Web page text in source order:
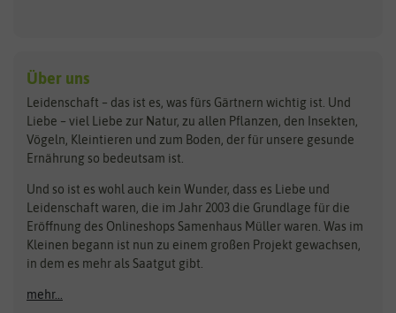
Kräutersamen
Obstsamen
Pilzbrut
Rasensamen
Steckzwiebeln
Zimmer & Kübelpflanzen
Kataloge
Schnäppchen
Anzucht & Gartenzubehör
Anzuchtschalen
Benary
Bingenheimer Saatgut
Bionana
BIOWOL
Blumicorn
Bûten Birds
Dürr-Samen
Feldsaaten Freudenberger
Fertil
Flora Elite
Über uns
Leidenschaft – das ist es, was fürs Gärtnern wichtig ist. Und
Liebe – viel Liebe zur Natur, zu allen Pflanzen, den Insekten,
Vögeln, Kleintieren und zum Boden, der für unsere gesunde
Ernährung so bedeutsam ist.
Und so ist es wohl auch kein Wunder, dass es Liebe und
Leidenschaft waren, die im Jahr 2003 die Grundlage für die
Eröffnung des Onlineshops Samenhaus Müller waren. Was im
Kleinen begann ist nun zu einem großen Projekt gewachsen,
in dem es mehr als Saatgut gibt.
mehr...